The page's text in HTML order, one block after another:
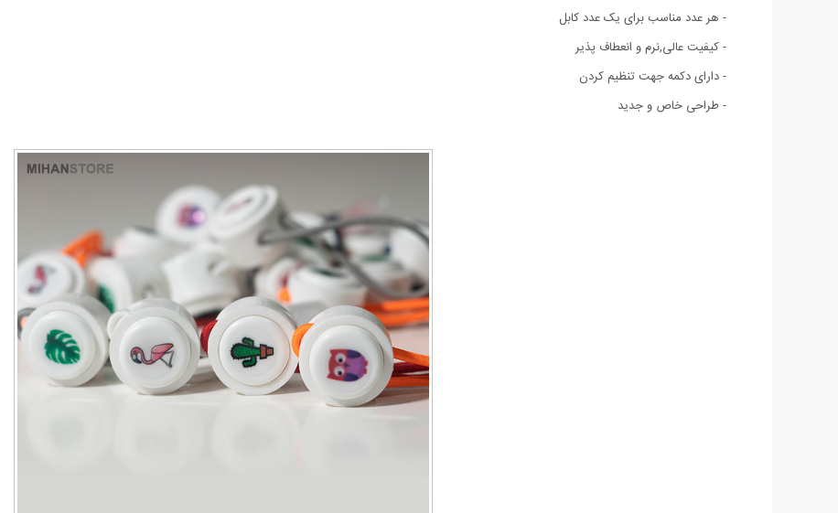
- هر عدد مناسب برای یک عدد کابل
- کیفیت عالی,نرم و انعطاف پذیر
- دارای دکمه جهت تنظیم کردن
- طراحی خاص و جدید